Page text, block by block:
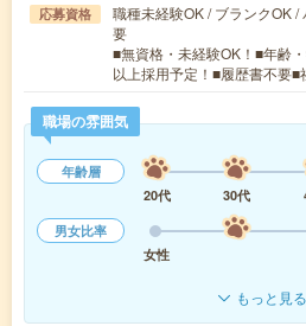
応募資格
職種未経験OK / ブランクOK
要
■無資格・未経験OK！■年齢
以上採用予定！■履歴書不要
職場の雰囲気
年齢層
20代
30代
男女比率
女性
もっと見る